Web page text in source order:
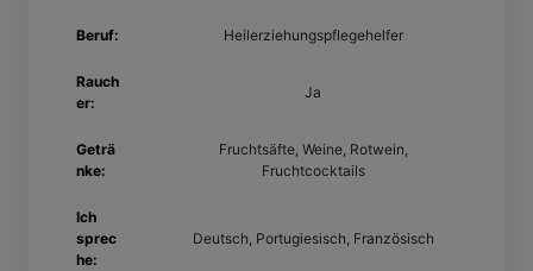
Beruf: Heilerziehungspflegehelfer
Rauch
er:
Ja
Geträ
nke:
Fruchtsäfte, Weine, Rotwein,
Fruchtcocktails
Ich
sprec
he:
Deutsch, Portugiesisch, Französisch